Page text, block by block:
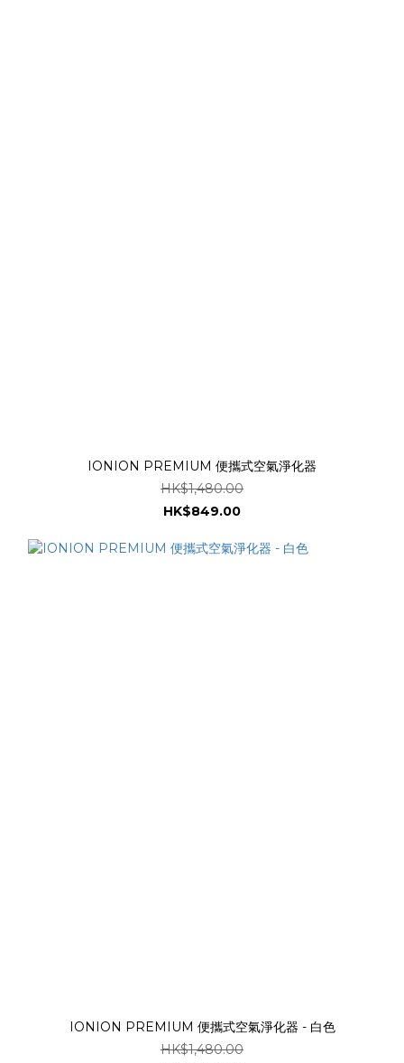
IONION PREMIUM 便攜式空氣淨化器
HK$1,480.00
HK$849.00
IONION PREMIUM 便攜式空氣淨化器 - 白色
HK$1,480.00